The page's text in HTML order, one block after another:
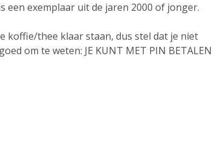
een exemplaar uit de jaren 2000 of jonger.
koffie/thee klaar staan, dus stel dat je niet
om te weten: JE KUNT MET PIN BETALEN